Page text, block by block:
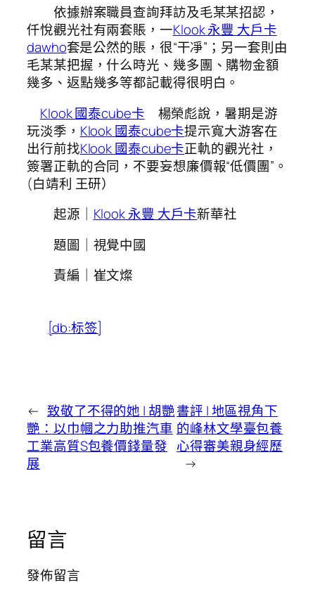
依據辦案職員查詢拜訪及毛某某招認，
仟悅觀光社有兩套賬，一Klook 永豐 大戶卡
dawho套是公然的賬，很“干凈”；另一套則由
毛某某把握，什么時光、幾多團、購物金額
幾多、返點幾多等都記載得很明白。
Klook 國泰cube卡 楊榮彪說，暑期是游
玩淡季， Klook 國泰cube卡提示寬大游客在
出行前找Klook 國泰cube卡正軌的觀光社，
簽署正軌的合同，不要妄想廉價報“低價團”。
(白靖利 王研）
起源｜ Klook 永豐 大戶卡新華社
題圖｜視覺中國
責編｜崔文燦
[db:标签]
← 致敬了不得的她 | 胡艷
艷：以巾幗之力助推汽車
工業高質S包養價錢量發
展
書評 | 地區視角下
的峰林文學臺包養
心得審美親身經歷
→
留言
發佈留言